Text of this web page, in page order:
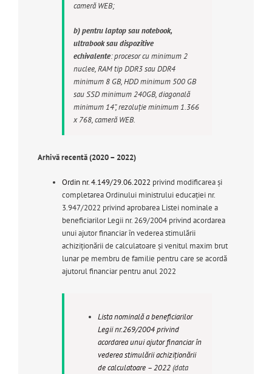
cameră WEB;
b) pentru laptop sau notebook,
ultrabook sau dispozitive
echivalente: procesor cu minimum 2
nuclee, RAM tip DDR3 sau DDR4
minimum 8 GB, HDD minimum 500 GB
sau SSD minimum 240GB, diagonală
minimum 14“, rezoluție minimum 1.366
x 768, cameră WEB.
Arhivă recentă (2020 – 2022)
Ordin nr. 4.149/29.06.2022 privind modificarea și
completarea Ordinului ministrului educației nr.
3.947/2022 privind aprobarea Listei nominale a
beneficiarilor Legii nr. 269/2004 privind acordarea
unui ajutor financiar în vederea stimulării
achiziționării de calculatoare și venitul maxim brut
lunar pe membru de familie pentru care se acordă
ajutorul financiar pentru anul 2022
Lista nominală a beneficiarilor
Legii nr.269/2004 privind
acordarea unui ajutor financiar în
vederea stimulării achiziționării
de calculatoare – 2022(data